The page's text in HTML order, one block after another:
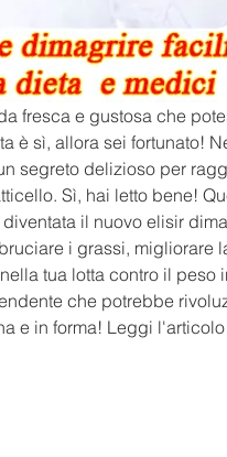
fresca e gustosa che
è sì, allora sei fortunato!
segreto delizioso per
Sì, hai letto bene!
il nuovo elisir
i grassi, migliorare
tua lotta contro il peso
che potrebbe
e in forma! Leggi